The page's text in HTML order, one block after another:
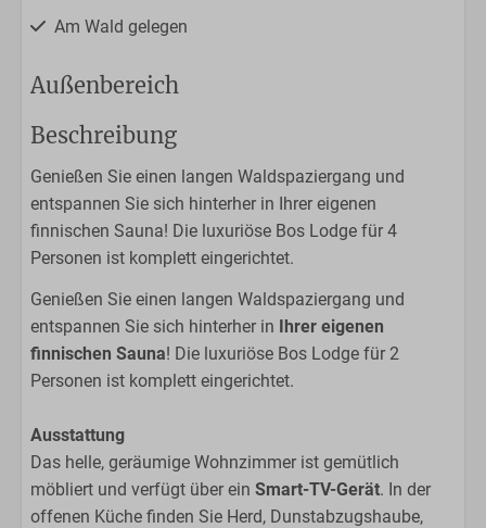
Am Wald gelegen
Außenbereich
Besonnte Terrasse
Küche
Filterkaffeemaschine
Geschirrspülmaschine
4-Platten-Herd
Kühlschrank mit Gefrierabteil
Mikrowellenherd
Offene Küche
Wellness
Finnische Sauna
Beschreibung
Genießen Sie einen langen Waldspaziergang und
entspannen Sie sich hinterher in Ihrer eigenen
finnischen Sauna! Die luxuriöse Bos Lodge für 4
Personen ist komplett eingerichtet.
Genießen Sie einen langen Waldspaziergang und
entspannen Sie sich hinterher in Ihrer eigenen
finnischen Sauna! Die luxuriöse Bos Lodge für 2
Personen ist komplett eingerichtet.
Ausstattung
Das helle, geräumige Wohnzimmer ist gemütlich
möbliert und verfügt über ein Smart-TV-Gerät. In der
offenen Küche finden Sie Herd, Dunstabzugshaube,